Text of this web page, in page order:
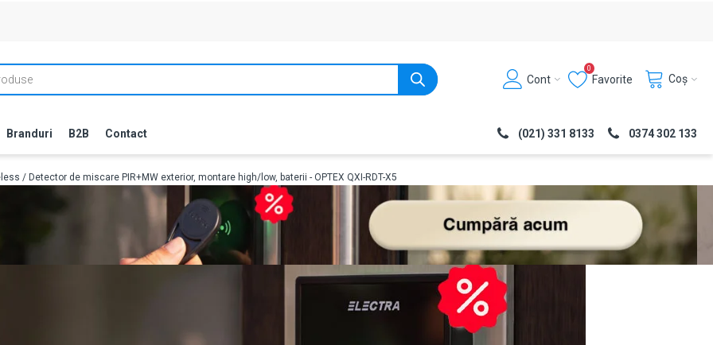
Cont
0
Favorite Coș
Branduri B2B Contact (021) 331 8133 0374 302 133
/ Detector de miscare PIR+MW exterior, montare high/low, baterii - OPTEX QXI-RDT-X5